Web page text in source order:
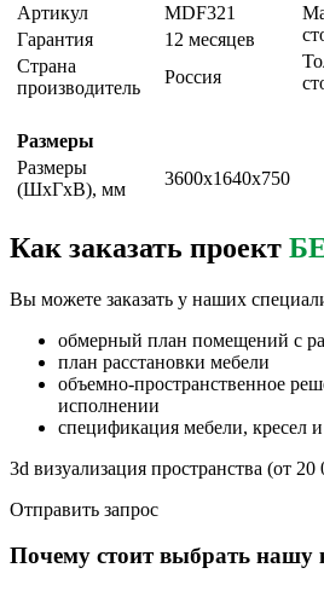
Артикул
MDF321
Гарантия
12 месяцев
Страна
производитель
Россия
Размеры
Размеры
(ШxГxВ), мм
3600х1640х750
Как заказать проект
Вы можете заказать у наших
обмерный план помещений с
план расстановки мебели
объемно-пространственное
исполнении
спецификация мебели, кресел
3d визуализация пространства (от 20
Отправить запрос
Почему стоит выбрать